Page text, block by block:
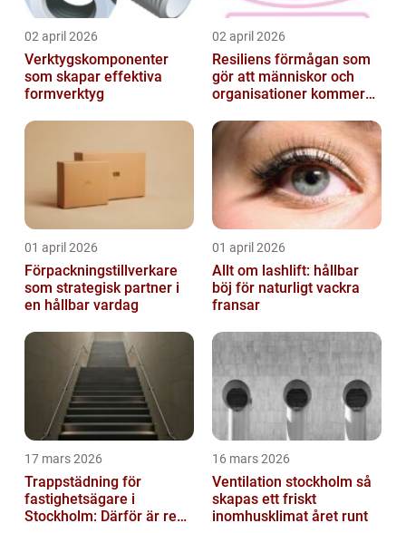
02 april 2026
Verktygskomponenter
som skapar effektiva
formverktyg
02 april 2026
Resiliens förmågan som
gör att människor och
organisationer kommer
01 april 2026
Förpackningstillverkare
som strategisk partner i
en hållbar vardag
01 april 2026
Allt om lashlift: hållbar
böj för naturligt vackra
fransar
17 mars 2026
Trappstädning för
fastighetsägare i
Stockholm: Därför är rena
16 mars 2026
Ventilation stockholm så
skapas ett friskt
inomhusklimat året runt